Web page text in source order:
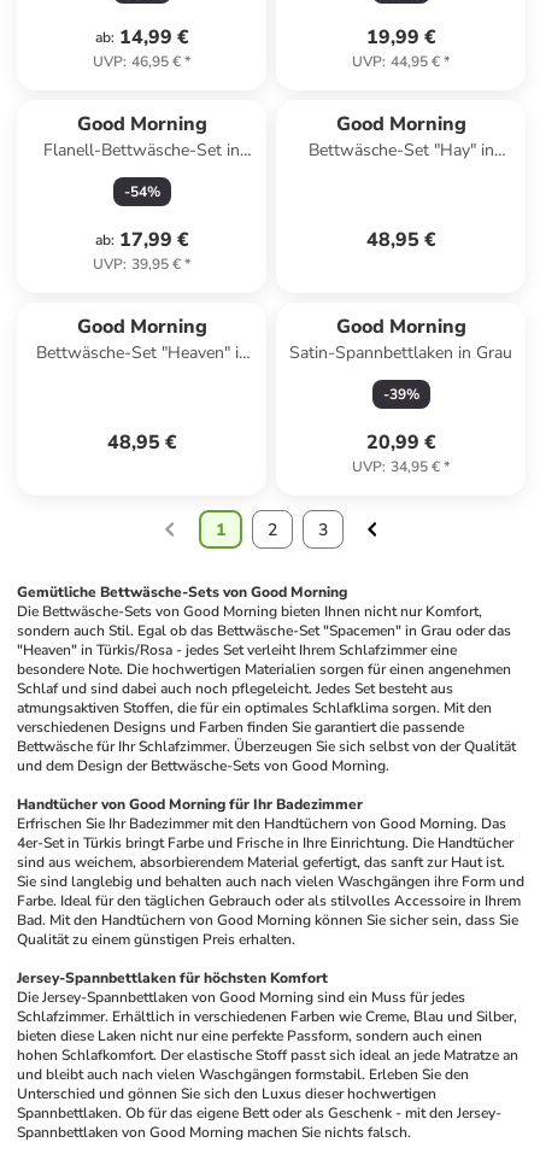
ab: 14,99 €
UVP: 46,95 €*
19,99 €
UVP: 44,95 €*
Good Morning
Flanell-Bettwäsche-Set in
Beige
-54%
ab: 17,99 €
UVP: 39,95 €*
Good Morning
Bettwäsche-Set "Hay" in
48,95 €
Good Morning
Bettwäsche-Set "Heaven" in
48,95 €
Good Morning
Satin-Spannbettlaken in Grau
-39%
20,99 €
UVP: 34,95 €*
1 2 3
Gemütliche Bettwäsche-Sets von Good Morning
Die Bettwäsche-Sets von Good Morning bieten Ihnen nicht nur Komfort,
sondern auch Stil. Egal ob das Bettwäsche-Set "Spacemen" in Grau oder das
"Heaven" in Türkis/Rosa - jedes Set verleiht Ihrem Schlafzimmer eine
besondere Note. Die hochwertigen Materialien sorgen für einen angenehmen
Schlaf und sind dabei auch noch pflegeleicht. Jedes Set besteht aus
atmungsaktiven Stoffen, die für ein optimales Schlafklima sorgen. Mit den
verschiedenen Designs und Farben finden Sie garantiert die passende
Bettwäsche für Ihr Schlafzimmer. Überzeugen Sie sich selbst von der Qualität
und dem Design der Bettwäsche-Sets von Good Morning.
Handtücher von Good Morning für Ihr Badezimmer
Erfrischen Sie Ihr Badezimmer mit den Handtüchern von Good Morning. Das
4er-Set in Türkis bringt Farbe und Frische in Ihre Einrichtung. Die Handtücher
sind aus weichem, absorbierendem Material gefertigt, das sanft zur Haut ist.
Sie sind langlebig und behalten auch nach vielen Waschgängen ihre Form und
Farbe. Ideal für den täglichen Gebrauch oder als stilvolles Accessoire in Ihrem
Bad. Mit den Handtüchern von Good Morning können Sie sicher sein, dass Sie
Qualität zu einem günstigen Preis erhalten.
Jersey-Spannbettlaken für höchsten Komfort
Die Jersey-Spannbettlaken von Good Morning sind ein Muss für jedes
Schlafzimmer. Erhältlich in verschiedenen Farben wie Creme, Blau und Silber,
bieten diese Laken nicht nur eine perfekte Passform, sondern auch einen
hohen Schlafkomfort. Der elastische Stoff passt sich ideal an jede Matratze an
und bleibt auch nach vielen Waschgängen formstabil. Erleben Sie den
Unterschied und gönnen Sie sich den Luxus dieser hochwertigen
Spannbettlaken. Ob für das eigene Bett oder als Geschenk - mit den Jersey-
Spannbettlaken von Good Morning machen Sie nichts falsch.